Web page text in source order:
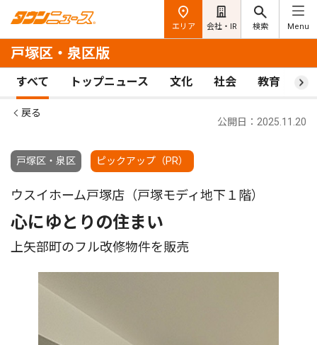
エリア 会社・IR 検索 Menu
戸塚区・泉区版
すべて トップニュース 文化 社会 教育 ス
戻る
戸塚区・泉区 ピックアップ（PR）
公開日：2025.11.20
ウスイホーム戸塚店（戸塚モディ地下１階）
心にゆとりの住まい
上矢部町のフル改修物件を販売